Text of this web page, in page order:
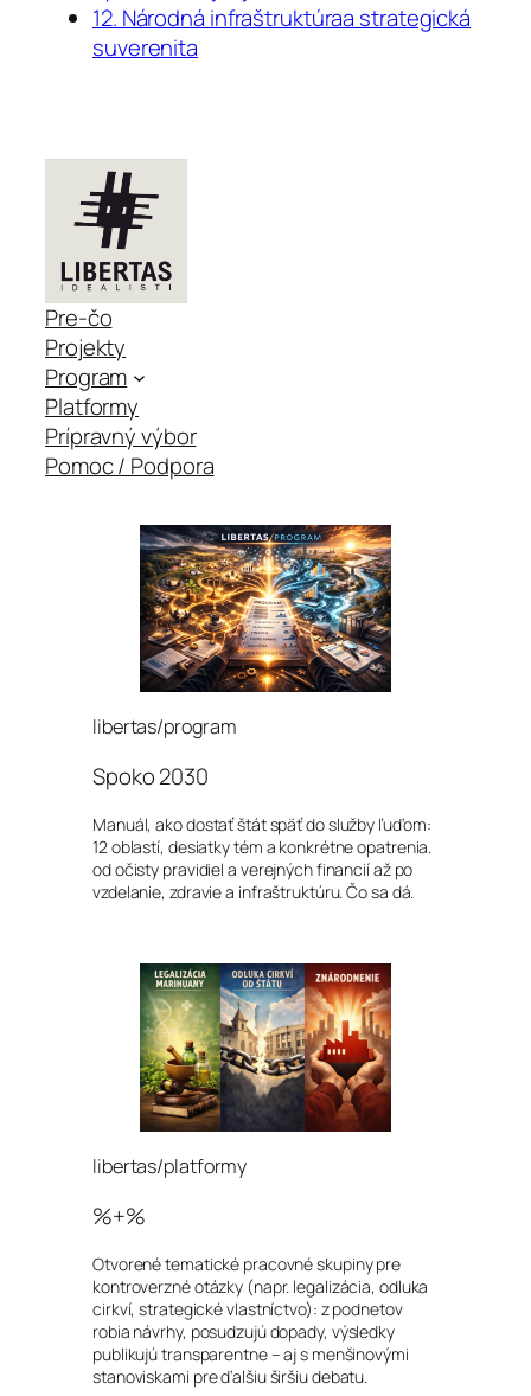
12. Národná infraštruktúraa strategická
suverenita
Pre-čo
Projekty
Program
Platformy
Prípravný výbor
Pomoc / Podpora
libertas/program
Spoko 2030
Manuál, ako dostať štát späť do služby ľuďom:
12 oblastí, desiatky tém a konkrétne opatrenia.
od očisty pravidiel a verejných financií až po
vzdelanie, zdravie a infraštruktúru. Čo sa dá.
libertas/platformy
%+%
Otvorené tematické pracovné skupiny pre
kontroverzné otázky (napr. legalizácia, odluka
cirkví, strategické vlastníctvo): z podnetov
robia návrhy, posudzujú dopady, výsledky
publikujú transparentne – aj s menšinovými
stanoviskami pre ďalšiu širšiu debatu.